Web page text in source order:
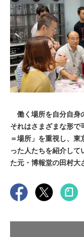
働く場所を自分自身
それはさまざまな形で
＝場所」を重視し、
った人たちを紹介し
た元・博報堂の田村大